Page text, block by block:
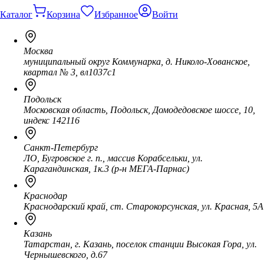
Каталог Корзина Избранное Войти
Москва
муниципальный округ Коммунарка, д. Николо-Хованское,
квартал № 3, вл1037с1
Подольск
Московская область, Подольск, Домодедовское шоссе, 10,
индекс 142116
Санкт-Петербург
ЛО, Бугровское г. п., массив Корабсельки, ул.
Карагандинская, 1к.3 (р-н МЕГА-Парнас)
Краснодар
Краснодарский край, ст. Старокорсунская, ул. Красная, 5А
Казань
Татарстан, г. Казань, поселок станции Высокая Гора, ул.
Чернышевского, д.67